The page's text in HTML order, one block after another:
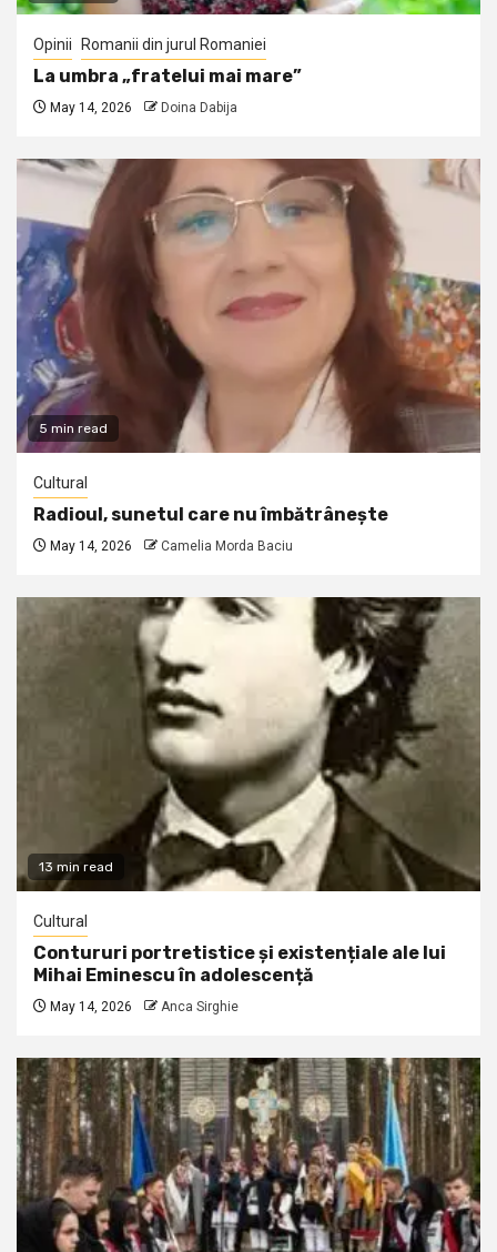
Opinii Romanii din jurul Romaniei
La umbra „fratelui mai mare”
May 14, 2026 Doina Dabija
5 min read
Cultural
Radioul, sunetul care nu îmbătrânește
May 14, 2026 Camelia Morda Baciu
13 min read
Cultural
Contururi portretistice și existențiale ale lui
Mihai Eminescu în adolescență
May 14, 2026 Anca Sirghie